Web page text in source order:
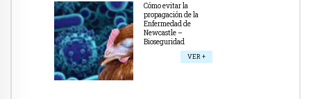
Cómo evitar la
propagación de la
Enfermedad de
Newcastle –
Bioseguridad
VER +